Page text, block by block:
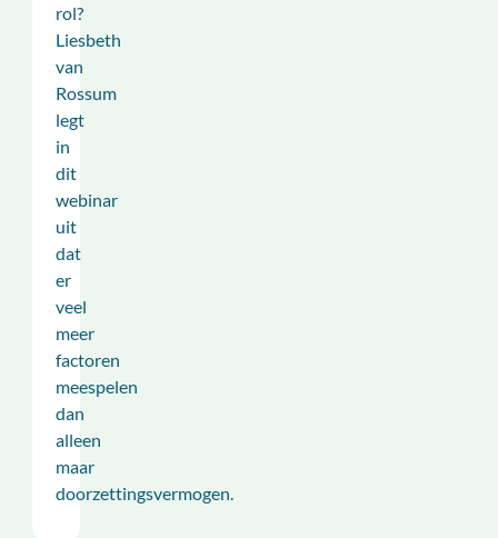
rol?
Liesbeth
van
Rossum
legt
in
dit
webinar
uit
dat
er
veel
meer
factoren
meespelen
dan
alleen
maar
doorzettingsvermogen.